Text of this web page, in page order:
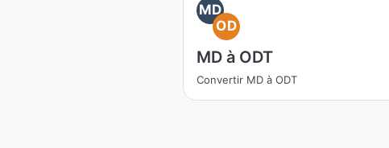
MD
OD
MD à ODT
Convertir MD à ODT